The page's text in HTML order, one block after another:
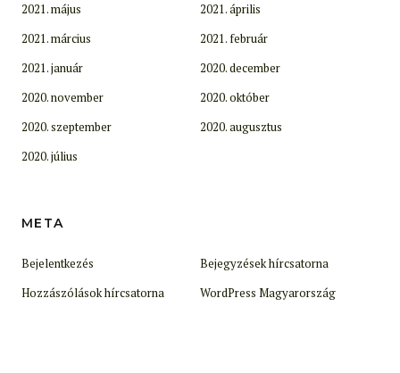
2021. május
2021. április
2021. március
2021. február
2021. január
2020. december
2020. november
2020. október
2020. szeptember
2020. augusztus
2020. július
META
Bejelentkezés
Bejegyzések hírcsatorna
Hozzászólások hírcsatorna
WordPress Magyarország